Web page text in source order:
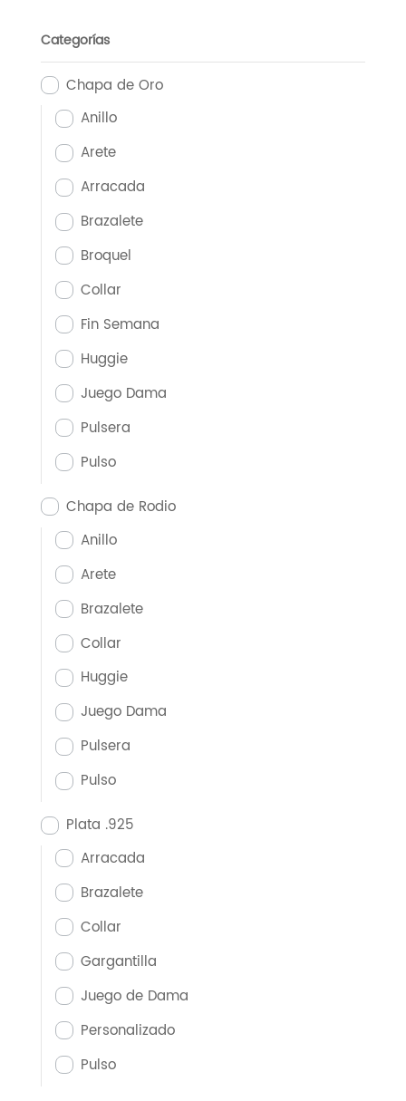
Categorías
Chapa de Oro
Anillo
Arete
Arracada
Brazalete
Broquel
Collar
Fin Semana
Huggie
Juego Dama
Pulsera
Pulso
Chapa de Rodio
Anillo
Arete
Brazalete
Collar
Huggie
Juego Dama
Pulsera
Pulso
Plata .925
Arracada
Brazalete
Collar
Gargantilla
Juego de Dama
Personalizado
Pulso